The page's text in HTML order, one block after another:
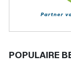
POPULAIRE